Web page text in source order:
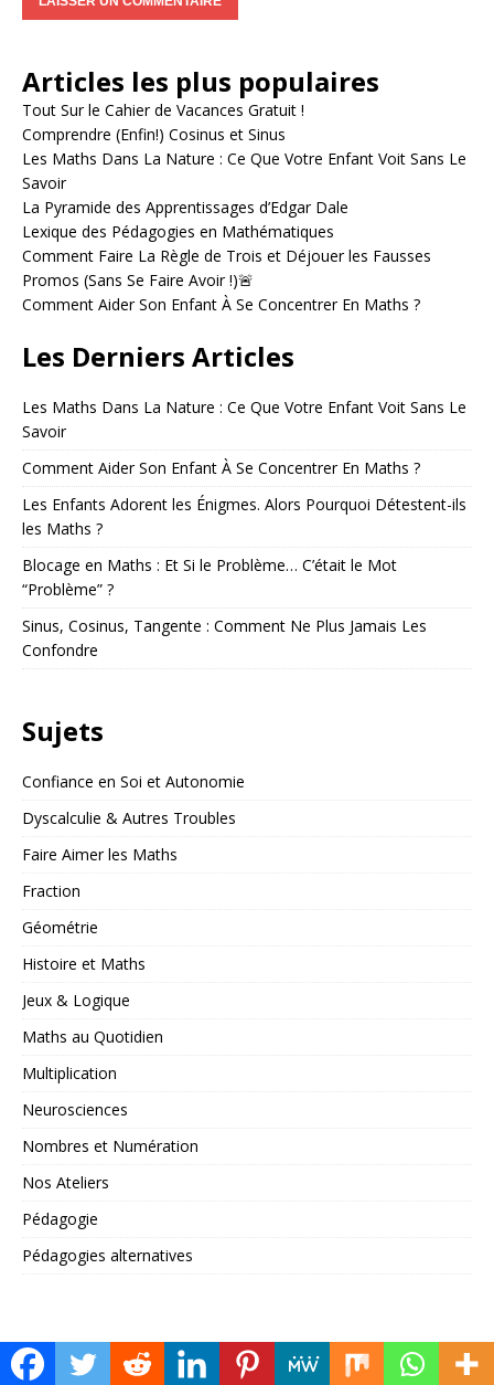
t
e
r
n
a
t
i
v
e
:
Articles les plus populaires
Tout Sur le Cahier de Vacances Gratuit !
Comprendre (Enfin!) Cosinus et Sinus
Les Maths Dans La Nature : Ce Que Votre Enfant Voit Sans Le
Savoir
La Pyramide des Apprentissages d’Edgar Dale
Lexique des Pédagogies en Mathématiques
Comment Faire La Règle de Trois et Déjouer les Fausses
Promos (Sans Se Faire Avoir !)🚨
Comment Aider Son Enfant À Se Concentrer En Maths ?
Les Derniers Articles
Les Maths Dans La Nature : Ce Que Votre Enfant Voit Sans Le
Savoir
Comment Aider Son Enfant À Se Concentrer En Maths ?
Les Enfants Adorent les Énigmes. Alors Pourquoi Détestent-ils
les Maths ?
Blocage en Maths : Et Si le Problème… C’était le Mot
“Problème” ?
Sinus, Cosinus, Tangente : Comment Ne Plus Jamais Les
Confondre
Sujets
Confiance en Soi et Autonomie
Dyscalculie & Autres Troubles
Faire Aimer les Maths
Fraction
Géométrie
Histoire et Maths
Jeux & Logique
Maths au Quotidien
Multiplication
Neurosciences
Nombres et Numération
Nos Ateliers
Pédagogie
Pédagogies alternatives